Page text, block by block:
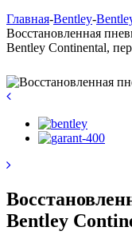
Главная-Bentley-
Восстановленная
Bentley Continental,
Bentley